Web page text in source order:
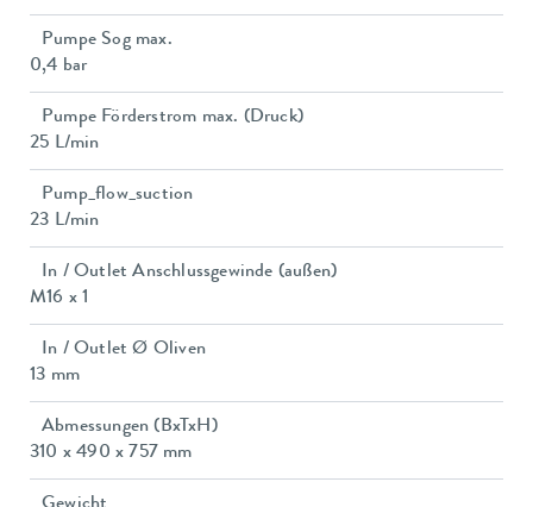
Pumpe Sog max.
0,4 bar
Pumpe Förderstrom max. (Druck)
25 L/min
Pump_flow_suction
23 L/min
In / Outlet Anschlussgewinde (außen)
M16 x 1
In / Outlet Ø Oliven
13 mm
Abmessungen (BxTxH)
310 x 490 x 757 mm